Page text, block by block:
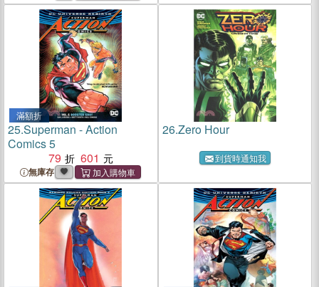
滿額折
25.Superman - Action
Comics 5
79
601
無庫存
26.Zero Hour
到貨時通知我